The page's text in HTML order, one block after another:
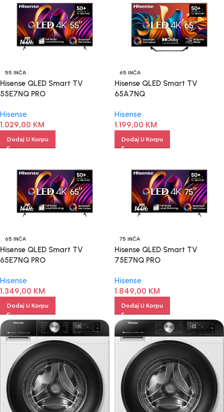
55 INČA
Hisense QLED Smart TV
55E7NQ PRO
Hisense
1.029,00 KM
Dodaj U Korpu
65 INČA
Hisense QLED Smart TV
65A7NQ
Hisense
1.199,00 KM
Dodaj U Korpu
65 INČA
Hisense QLED Smart TV
65E7NQ PRO
Hisense
1.349,00 KM
Dodaj U Korpu
75 INČA
Hisense QLED Smart TV
75E7NQ PRO
Hisense
1.849,00 KM
Dodaj U Korpu